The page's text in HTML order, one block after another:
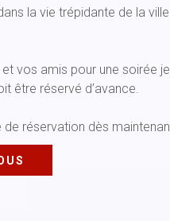
la vie trépidante de la
vos amis pour une soirée
être réservé d’avance.
réservation dès